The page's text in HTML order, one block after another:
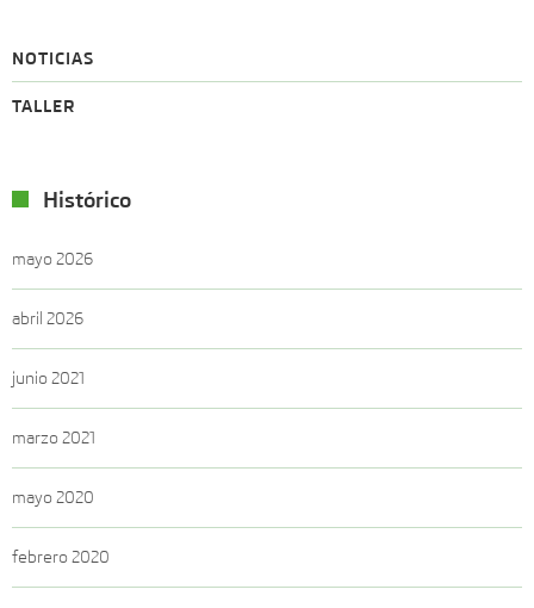
NOTICIAS
TALLER
Histórico
mayo 2026
abril 2026
junio 2021
marzo 2021
mayo 2020
febrero 2020